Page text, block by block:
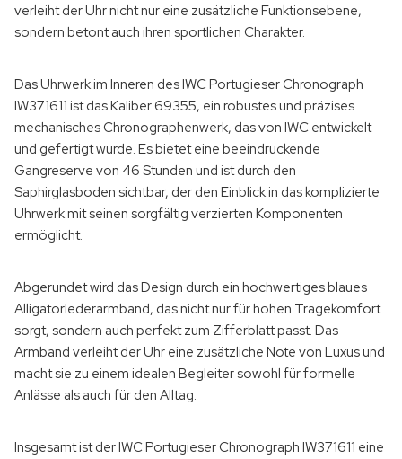
verleiht der Uhr nicht nur eine zusätzliche Funktionsebene,
sondern betont auch ihren sportlichen Charakter.
Das Uhrwerk im Inneren des IWC Portugieser Chronograph
IW371611 ist das Kaliber 69355, ein robustes und präzises
mechanisches Chronographenwerk, das von IWC entwickelt
und gefertigt wurde. Es bietet eine beeindruckende
Gangreserve von 46 Stunden und ist durch den
Saphirglasboden sichtbar, der den Einblick in das komplizierte
Uhrwerk mit seinen sorgfältig verzierten Komponenten
ermöglicht.
Abgerundet wird das Design durch ein hochwertiges blaues
Alligatorlederarmband, das nicht nur für hohen Tragekomfort
sorgt, sondern auch perfekt zum Zifferblatt passt. Das
Armband verleiht der Uhr eine zusätzliche Note von Luxus und
macht sie zu einem idealen Begleiter sowohl für formelle
Anlässe als auch für den Alltag.
Insgesamt ist der IWC Portugieser Chronograph IW371611 eine